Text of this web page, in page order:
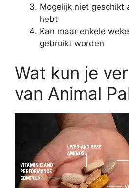
Mogelijk niet geschikt
hebt
Kan maar enkele
gebruikt worden
Wat kun je
van Animal